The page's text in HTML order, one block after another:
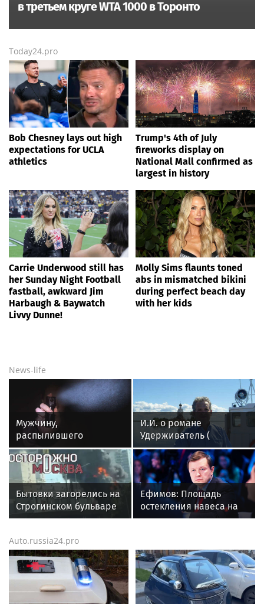
в третьем круге WTA 1000 в Торонто
Today24.pro
Bob Chesney lays out high
expectations for UCLA
athletics
Trump's 4th of July
fireworks display on
National Mall confirmed as
largest in history
Carrie Underwood still has
her Sunday Night Football
fastball, awkward Jim
Harbaugh & Baywatch
Livvy Dunne!
Molly Sims flaunts toned
abs in mismatched bikini
during perfect beach day
with her kids
News-life
Мужчину,
распылившего
перцовку в лицо
пассажира московского
метро, осудили
И.И. о романе
Удерживатель (
Удерживающий сейчас
) русского вологодского
писателя и поэта
Андрея Малышева (
роман опубликован в
2016 г. )
Бытовки загорелись на
Строгинском бульваре
в Москве, на месте
Ефимов: Площадь
остекления навеса на
Ленинградском
Auto.russia24.pro